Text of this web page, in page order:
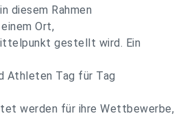
diesem Rahmen
Ort,
gestellt wird. Ein
Athleten Tag für Tag
werden für ihre Wettbewerbe,